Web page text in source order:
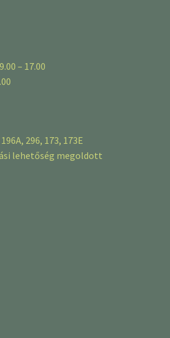
– 17.00
296, 173, 173E
lehetőség megoldott